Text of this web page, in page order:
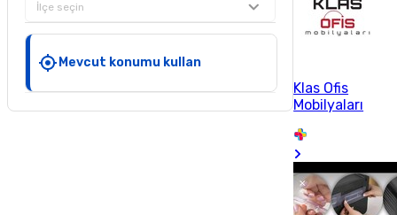
İlçe seçin
Mevcut konumu kullan
Klas Ofis
Mobilyaları